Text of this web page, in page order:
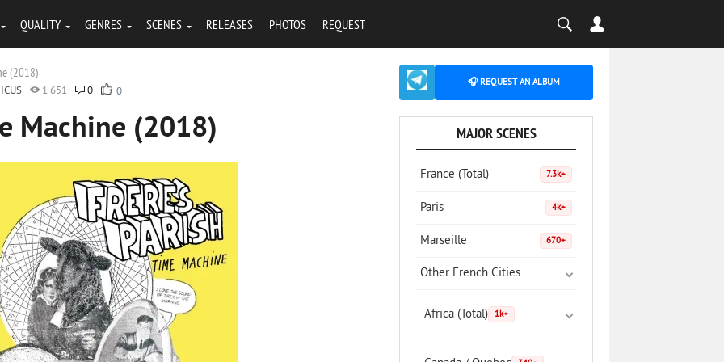
QUALITY GENRES SCENES RELEASES PHOTOS REQUEST
(2018)
1 651 0 0
Machine (2018)
🎧 REQUEST AN ALBUM
MAJOR SCENES
France (Total) 7.3k+
Paris 4k+
Marseille 670+
Other French Cities
Africa (Total) 1k+